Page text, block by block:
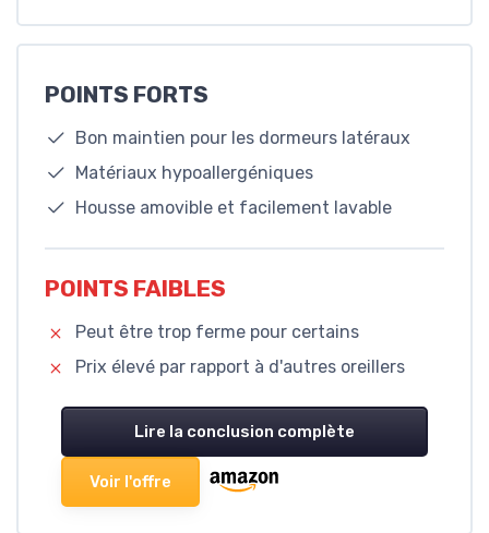
POINTS FORTS
Bon maintien pour les dormeurs latéraux
Matériaux hypoallergéniques
Housse amovible et facilement lavable
POINTS FAIBLES
Peut être trop ferme pour certains
Prix élevé par rapport à d'autres oreillers
Lire la conclusion complète
Voir l'offre